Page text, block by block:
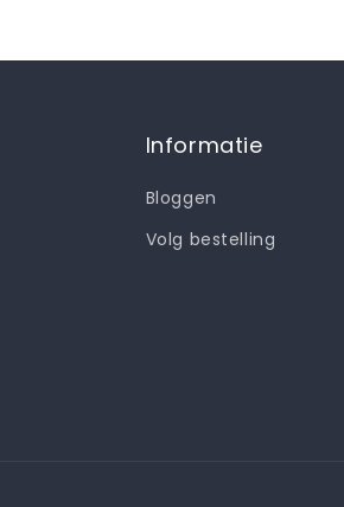
Informatie
Bloggen
Volg bestelling